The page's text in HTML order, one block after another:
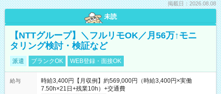
掲載日：2026.08.08
未読
【NTTグループ】＼フルリモOK／月56万↑モニ
タリング検討・検証など
派遣 ブランクOK WEB登録・面接OK
給与
時給3,400円【月収例】約569,000円（時給3,400円×実働
7.50h×21日+残業10h）+交通費